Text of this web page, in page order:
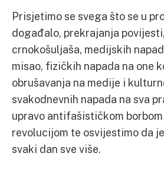
Prisjetimo se svega što se u
događalo, prekrajanja
crnokošuljaša, medijskih
misao, fizičkih napada na one
obrušavanja na medije i
svakodnevnih napada na sva
upravo antifašističkom
revolucijom te osvijestimo da
svaki dan sve više.